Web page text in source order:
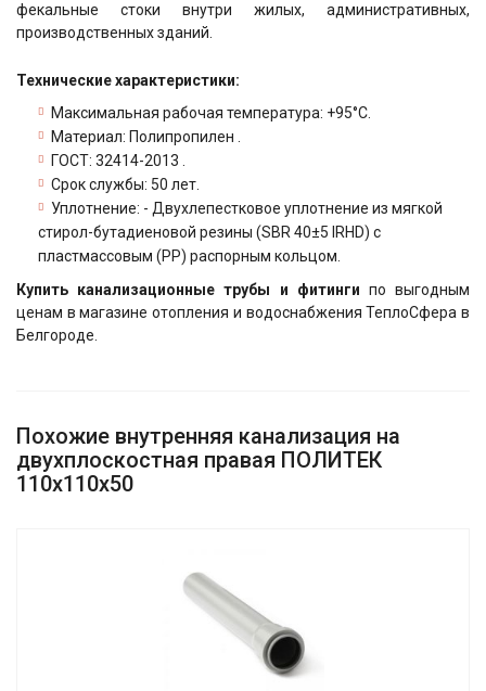
фекальные стоки внутри жилых, административных,
производственных зданий.
Технические характеристики:
Максимальная рабочая температура: +95°С.
Материал: Полипропилен .
ГОСТ: 32414-2013 .
Срок службы: 50 лет.
Уплотнение: - Двухлепестковое уплотнение из мягкой
стирол-бутадиеновой резины (SBR 40±5 IRHD) с
пластмассовым (РР) распорным кольцом.
Купить канализационные трубы и фитинги по выгодным
ценам в магазине отопления и водоснабжения ТеплоСфера в
Белгороде.
Похожие внутренняя канализация на
двухплоскостная правая ПОЛИТЕК
110х110х50